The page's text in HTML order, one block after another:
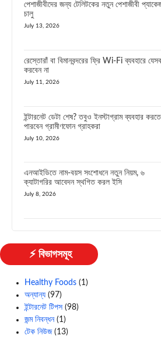
পেশাজীবীদের জন্য টেলিটকের নতুন পেশাজীবী
চালু
July 13, 2026
রেস্তোরাঁ বা বিমানবন্দরের ফ্রি Wi-Fi ব্যবহারে
করবেন না
July 11, 2026
ইন্টারনেট ডেটা শেষ? তবুও ইনস্টাগ্রাম ব্যবহার করতে
পারবেন গ্রামীণফোন গ্রাহকরা
July 10, 2026
এনআইডিতে নাম-বয়স সংশোধনে নতুন নিয়ম, ৬
ক্যাটাগরির আবেদন স্থগিত করল ইসি
July 8, 2026
⚡ বিভাগসমূহ
Healthy Foods (1)
অন্যান্য (97)
ইন্টারনেট টিপস (98)
জন্ম নিবন্ধন(1)
টেক নিউজ(13)